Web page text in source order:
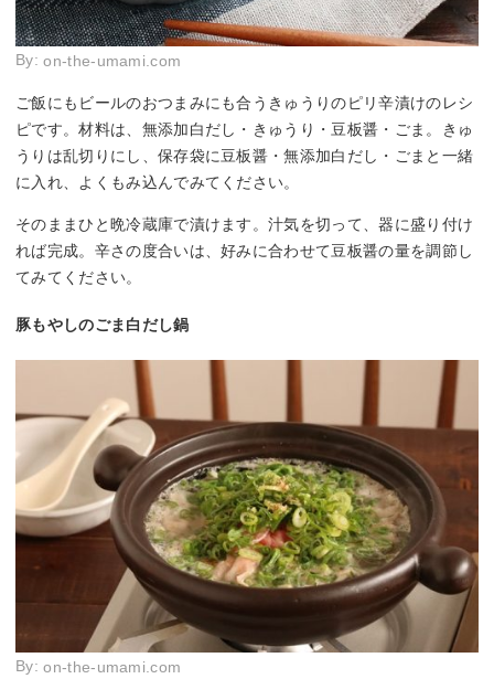
By:on-the-umami.com
ご飯にもビールのおつまみにも合うきゅうりのピリ辛漬けのレシ
ピです。材料は、無添加白だし・きゅうり・豆板醤・ごま。きゅ
うりは乱切りにし、保存袋に豆板醤・無添加白だし・ごまと一緒
に入れ、よくもみ込んでみてください。
そのままひと晩冷蔵庫で漬けます。汁気を切って、器に盛り付け
れば完成。辛さの度合いは、好みに合わせて豆板醤の量を調節し
てみてください。
豚もやしのごま白だし鍋
By:on-the-umami.com